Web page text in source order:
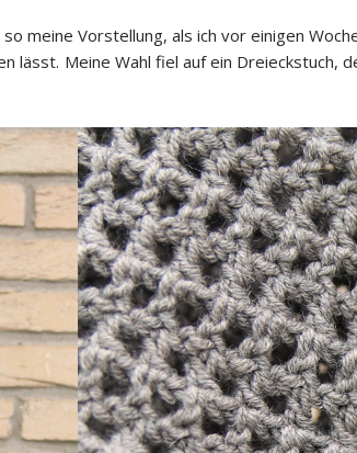
meine Vorstellung, als ich vor einigen
lässt. Meine Wahl fiel auf ein Dreieckstuch,